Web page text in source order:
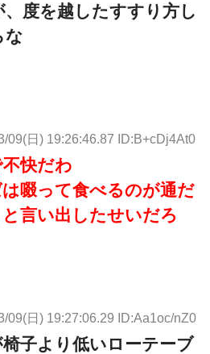
度を越したすすり方し
な
09(日) 19:26:46.87 ID:B+cDj4At0
快だわ
啜って食べるのが通だ
言い出したせいだろ
09(日) 19:27:06.29 ID:Aa1oc/nZ0
子より低いローテーブ